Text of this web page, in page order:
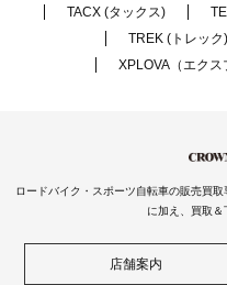
TACX (タックス)
TREK (トレック)
XPLOVA（エクス
ロードバイク・スポーツ自転車の販売買
に加え、買取＆
店舗案内